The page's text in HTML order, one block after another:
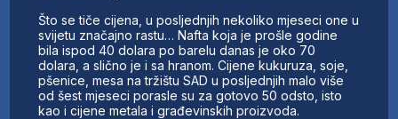
Što se tiče cijena, u posljednjih nekoliko mjeseci one u
svijetu značajno rastu… Nafta koja je prošle godine
bila ispod 40 dolara po barelu danas je oko 70
dolara, a slično je i sa hranom. Cijene kukuruza, soje,
pšenice, mesa na tržištu SAD u posljednjih malo više
od šest mjeseci porasle su za gotovo 50 odsto, isto
kao i cijene metala i građevinskih proizvoda.